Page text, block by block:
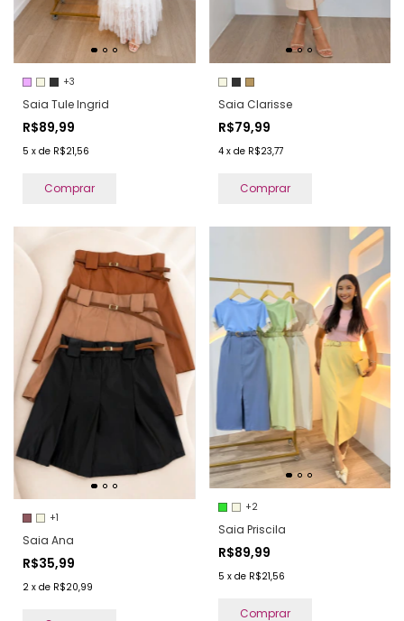
+3
Saia Tule Ingrid
R$89,99
5 x de R$21,56
Comprar
Saia Clarisse
R$79,99
4 x de R$23,77
Comprar
+1
Saia Ana
R$35,99
2 x de R$20,99
+2
Saia Priscila
R$89,99
5 x de R$21,56
Comprar